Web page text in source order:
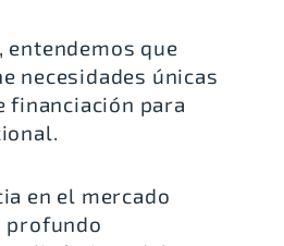
, entendemos que
necesidades únicas
financiación para
en el mercado
profundo